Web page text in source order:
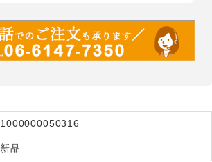
1000000050316
新品